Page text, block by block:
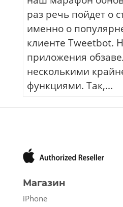
раз речь пойдет о
именно о
клиенте Tweetbot.
приложения
несколькими
функциями. Так,...
Магазин
iPhone